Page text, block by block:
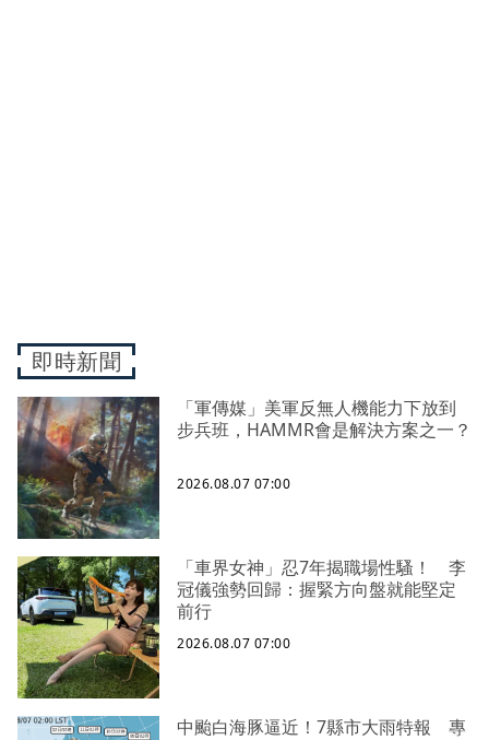
即時新聞
「軍傳媒」美軍反無人機能力下放到
步兵班，HAMMR會是解決方案之一？
2026.08.07 07:00
「車界女神」忍7年揭職場性騷！ 李
冠儀強勢回歸：握緊方向盤就能堅定
前行
2026.08.07 07:00
中颱白海豚逼近！7縣市大雨特報 專